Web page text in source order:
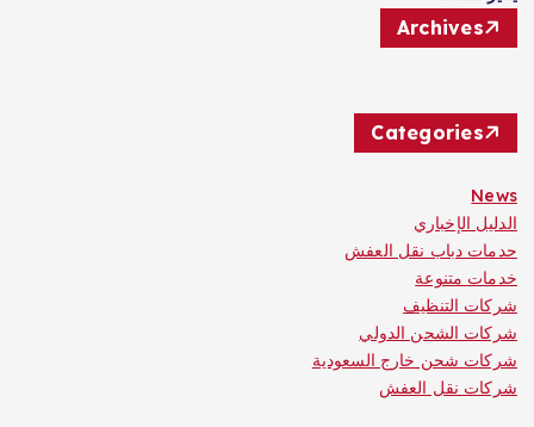
Archives
Categories
News
الدليل الإخباري
حدمات دباب نقل العفش
خدمات متنوعة
شركات التنظيف
شركات الشحن الدولي
شركات شحن خارج السعودية
شركات نقل العفش